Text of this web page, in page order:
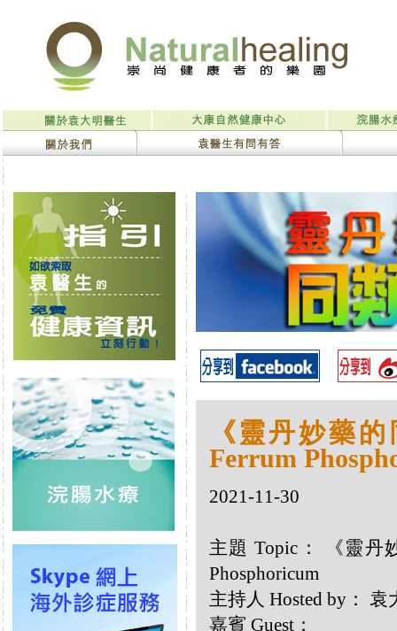
《靈丹妙藥
Ferrum
2021-11-30
主題 Topic： 《靈丹
Phosphoricum
主持人 Hosted by：
嘉賓 Guest：